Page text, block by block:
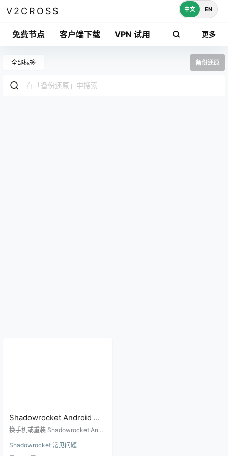
V2CROSS
免费节点 客户端下载 VPN 试用 更多
中文 EN
全部标签 备份还原
Shadowrocket Android 换
手机怎么迁移？本地备份、
换手机或重装 Shadowrocket Andr
文说明本地备份、WebDAV 和恢复
购买的排查步骤。
Shadowrocket 常见问题